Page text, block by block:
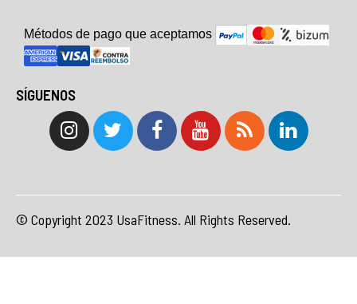
Métodos de pago que aceptamos
SÍGUENOS
© Copyright 2023 UsaFitness. All Rights Reserved.